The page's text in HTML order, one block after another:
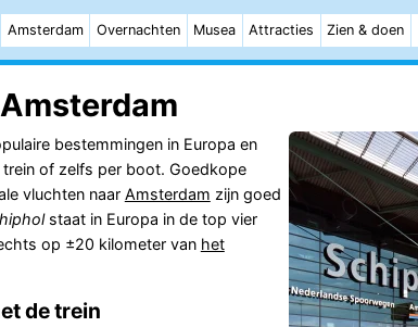
Amsterdam Overnachten Musea Attracties Zien & doen
bestemmingen in Europa en
of zelfs per boot. Goedkope
vluchten naar Amsterdam zijn goed
staat in Europa in de top vier
op ±20 kilometer van het
de trein